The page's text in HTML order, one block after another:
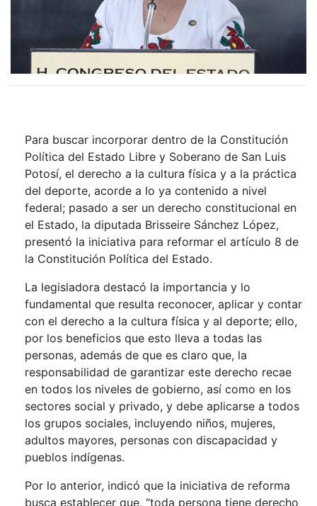
Para buscar incorporar dentro de la Constitución
Política del Estado Libre y Soberano de San Luis
Potosí, el derecho a la cultura física y a la práctica
del deporte, acorde a lo ya contenido a nivel
federal; pasado a ser un derecho constitucional en
el Estado, la diputada Brisseire Sánchez López,
presentó la iniciativa para reformar el artículo 8 de
la Constitución Política del Estado.
La legisladora destacó la importancia y lo
fundamental que resulta reconocer, aplicar y contar
con el derecho a la cultura física y al deporte; ello,
por los beneficios que esto lleva a todas las
personas, además de que es claro que, la
responsabilidad de garantizar este derecho recae
en todos los niveles de gobierno, así como en los
sectores social y privado, y debe aplicarse a todos
los grupos sociales, incluyendo niños, mujeres,
adultos mayores, personas con discapacidad y
pueblos indígenas.
Por lo anterior, indicó que la iniciativa de reforma
busca establecer que, “toda persona tiene derecho